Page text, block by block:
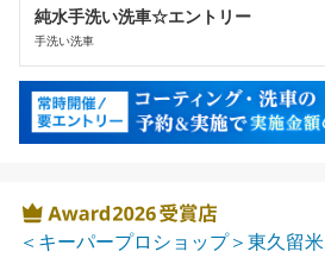
純水手洗い洗車☆エントリー
手洗い洗車
＜キーパープロショップ＞東久留米